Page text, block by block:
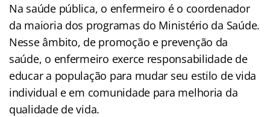
Na saúde pública, o enfermeiro é o coordenador
da maioria dos programas do Ministério da Saúde.
Nesse âmbito, de promoção e prevenção da
saúde, o enfermeiro exerce responsabilidade de
educar a população para mudar seu estilo de vida
individual e em comunidade para melhoria da
qualidade de vida.